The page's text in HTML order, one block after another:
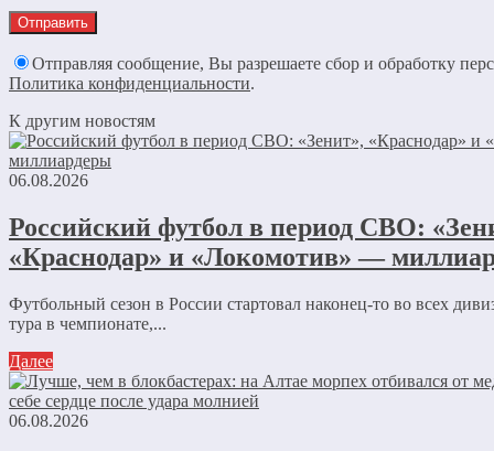
Отправляя сообщение, Вы разрешаете сбор и обработку
Политика конфиденциальности.
К другим новостям
06.08.2026
Российский футбол в период СВО:
«Краснодар» и «Локомотив» —
Футбольный сезон в России стартовал наконец-то во всех
тура в чемпионате,...
Далее
06.08.2026